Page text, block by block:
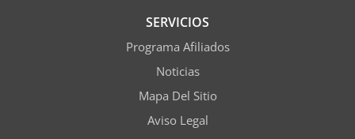
SERVICIOS
Programa Afiliados
Noticias
Mapa Del Sitio
Aviso Legal